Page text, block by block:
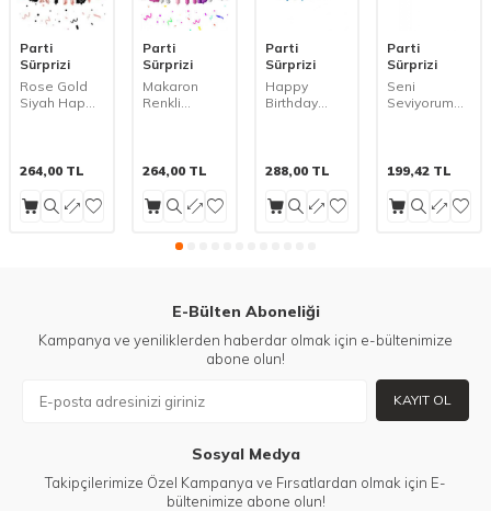
Parti
Sürprizi
Rose Gold
Siyah Happy
264,00 TL
Parti
Sürprizi
Makaron
Renkli
Set
264,00TL
Parti
Sürprizi
Happy
Birthday
288,00TL
Parti
Sürprizi
Seni
Seviyorum
199,42 TL
E-Bülten Aboneliği
Kampanya ve yeniliklerden haberdar olmak için e-bültenimize
abone olun!
KAYIT OL
Sosyal Medya
Takipçilerimize Özel Kampanya ve Fırsatlardan olmak için E-
bültenimize abone olun!